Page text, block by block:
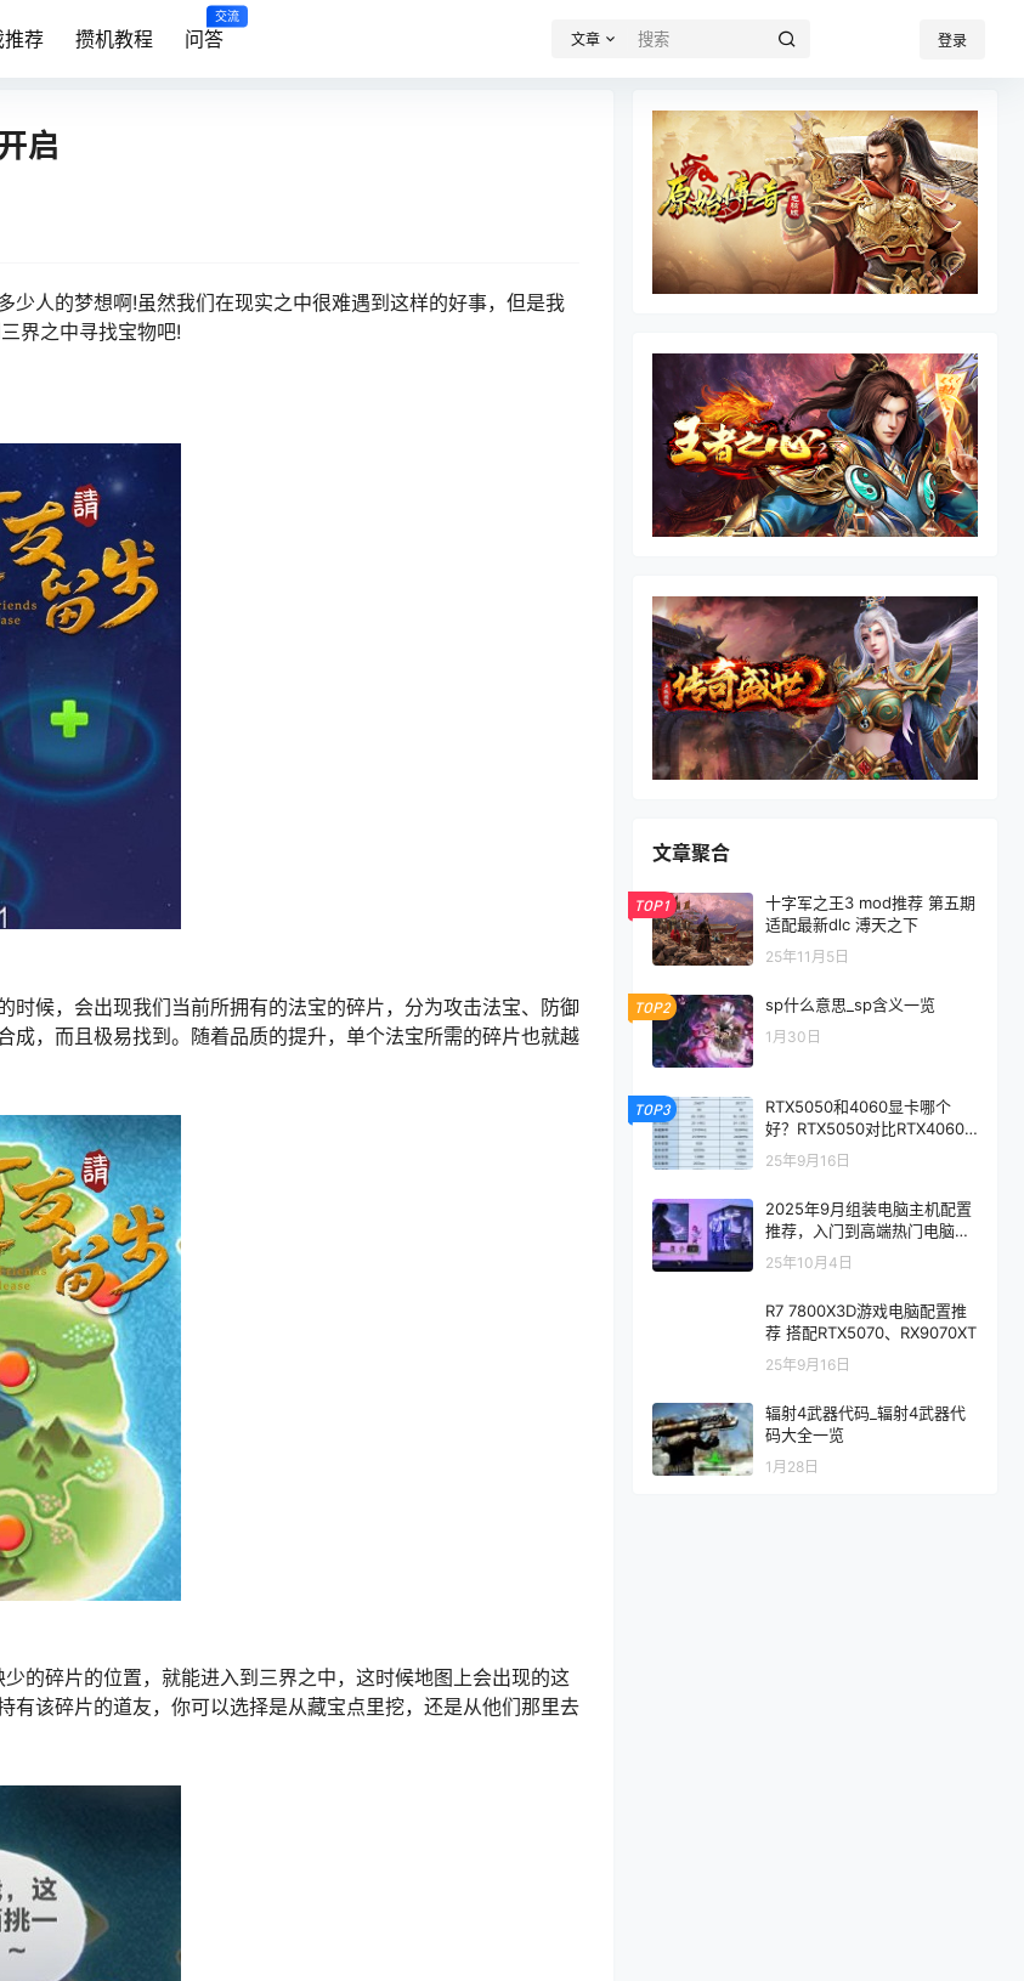
推荐 攒机教程 问答
交流
文章 登录
启
人的梦想啊!虽然我们在现实之中很难遇到这样的好事，但是我
界之中寻找宝物吧!
候，会出现我们当前所拥有的法宝的碎片，分为攻击法宝、防御
，而且极易找到。随着品质的提升，单个法宝所需的碎片也就越
的碎片的位置，就能进入到三界之中，这时候地图上会出现的这
该碎片的道友，你可以选择是从藏宝点里挖，还是从他们那里去
文章聚合
TOP1
十字军之王3 mod推荐 第五期
适配最新dlc 溥天之下
25年11月5日
TOP2 sp什么意思_sp含义一览
1月30日
TOP3
RTX5050和4060显卡哪个
好？RTX5050对比RTX4060/
5060性能评测
25年9月16日
2025年9月组装电脑主机配置
推荐，入门到高端热门电脑配
置方案
25年10月4日
R7 7800X3D游戏电脑配置推
荐 搭配RTX5070、RX9070XT
25年9月16日
辐射4武器代码_辐射4武器代
码大全一览
1月28日